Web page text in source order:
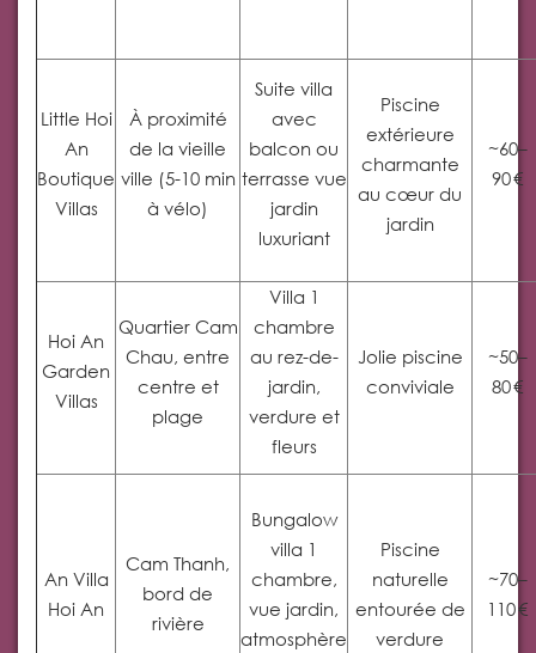
Little Hoi
An
Boutique
Villas
À proximité
de la vieille
ville (5-10 min
à vélo)
Suite villa
avec
balcon ou
terrasse vue
jardin
luxuriant
Piscine
extérieure
charmante
au cœur du
jardin
~60–
90 €
Hoi An
Garden
Villas
Quartier Cam
Chau, entre
centre et
plage
Villa 1
chambre
au rez-de-
jardin,
verdure et
fleurs
Jolie piscine
conviviale
~50–
80 €
An Villa
Hoi An
Cam Thanh,
bord de
rivière
Bungalow
villa 1
chambre,
vue jardin,
atmosphère
Piscine
naturelle
entourée de
verdure
~70–
110 €